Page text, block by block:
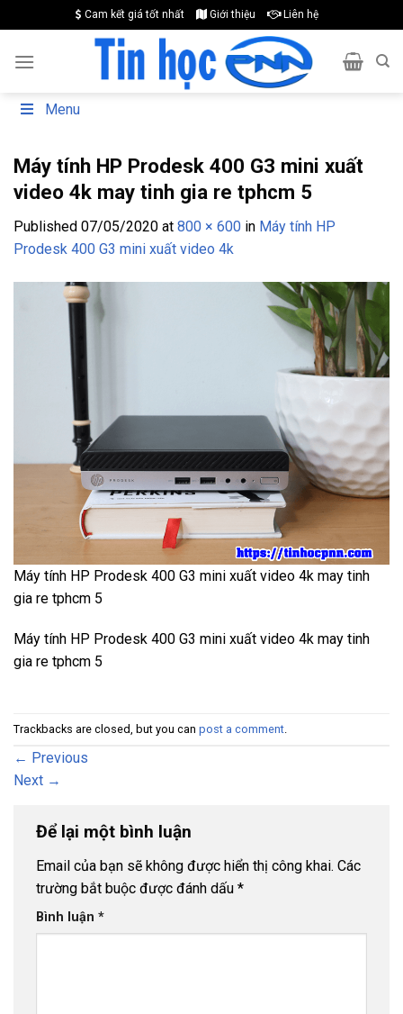
to
content
Cam kết giá tốt nhất Giới thiệu Liên hệ
Menu
Máy tính HP Prodesk 400 G3 mini xuất
video 4k may tinh gia re tphcm 5
Published 07/05/2020 at 800 × 600 in Máy tính HP
Prodesk 400 G3 mini xuất video 4k
Máy tính HP Prodesk 400 G3 mini xuất video 4k may tinh
gia re tphcm 5
Máy tính HP Prodesk 400 G3 mini xuất video 4k may tinh
gia re tphcm 5
Trackbacks are closed, but you can post a comment
← Previous
Next →
Để lại một bình luận
Email của bạn sẽ không được hiển thị công khai. Các
trường bắt buộc được đánh dấu *
Bình luận *